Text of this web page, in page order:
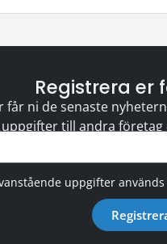
Registrera er
får ni de senaste
till andra
uppgifter